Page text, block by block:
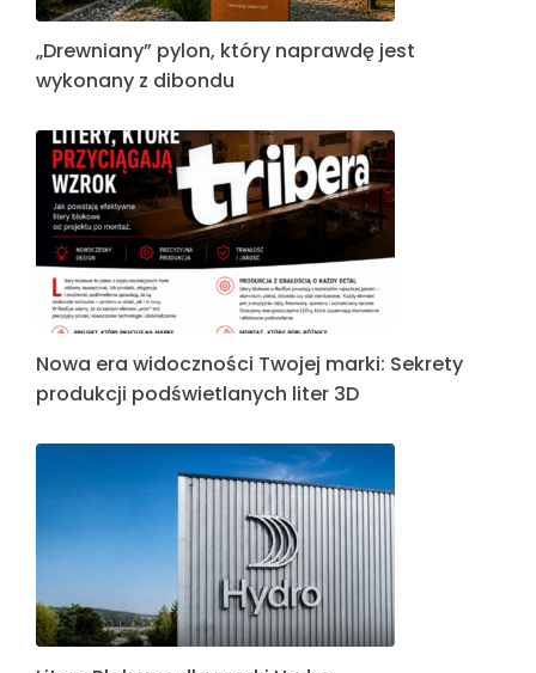
„Drewniany” pylon, który naprawdę jest
wykonany z dibondu
Nowa era widoczności Twojej marki: Sekrety
produkcji podświetlanych liter 3D